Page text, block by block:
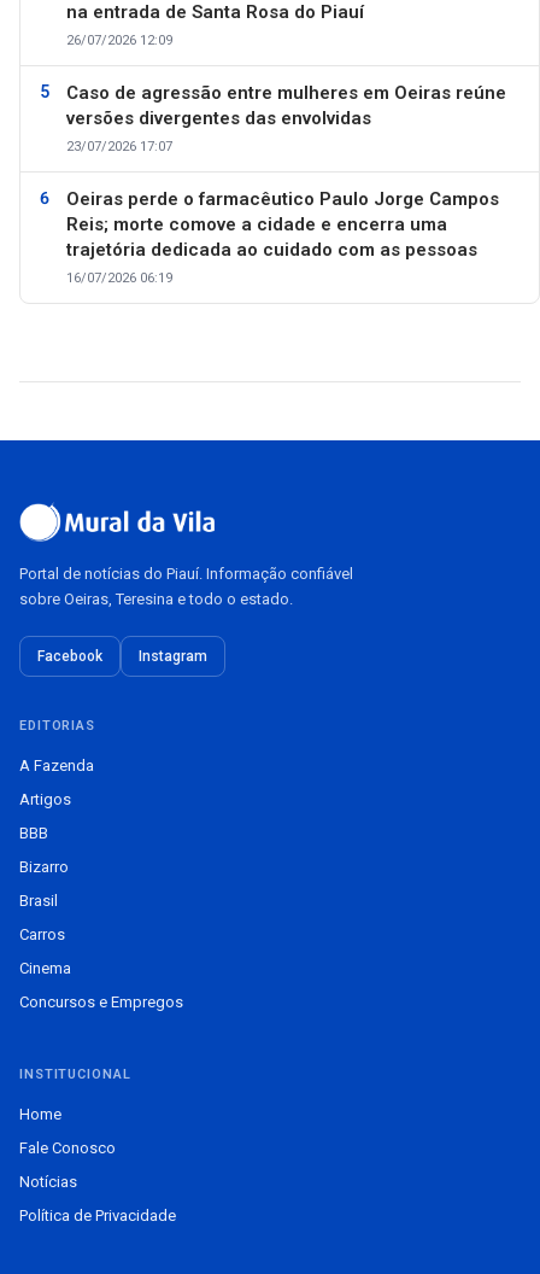
na entrada de Santa Rosa do Piauí
26/07/2026 12:09
Caso de agressão entre mulheres em Oeiras reúne
versões divergentes das envolvidas
23/07/2026 17:07
Oeiras perde o farmacêutico Paulo Jorge Campos
Reis; morte comove a cidade e encerra uma
trajetória dedicada ao cuidado com as pessoas
16/07/2026 06:19
Portal de notícias do Piauí. Informação confiável
sobre Oeiras, Teresina e todo o estado.
Facebook Instagram
EDITORIAS
A Fazenda
Artigos
BBB
Bizarro
Brasil
Carros
Cinema
Concursos e Empregos
INSTITUCIONAL
Home
Fale Conosco
Notícias
Política de Privacidade